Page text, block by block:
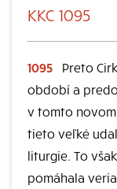
KKC 1095
1095
Preto
období a
v tomto
tieto veľké
liturgie. To
pomáhala